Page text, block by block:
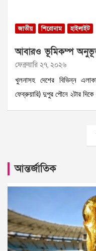
জাতীয় শিরোনাম হাইলাইট
আবারও ভূমিকম্প অনুভূত,
ফেব্রুয়ারি ২৭, ২০২৬
খুলনাসহ দেশের বিভিন্ন
ফেব্রুয়ারি) দুপুর পৌনে ২টার
আন্তর্জাতিক